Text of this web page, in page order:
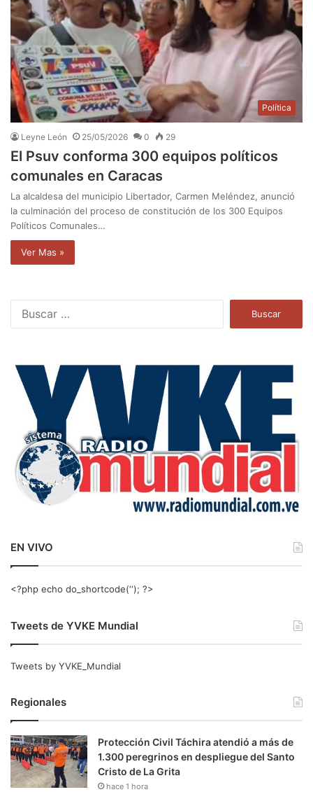
Política
Leyne León 25/05/2026 0 29
El Psuv conforma 300 equipos políticos
comunales en Caracas
La alcaldesa del municipio Libertador, Carmen Meléndez, anunció
la culminación del proceso de constitución de los 300 Equipos
Políticos Comunales…
Ver Mas »
a
EN VIVO
<?php echo do_shortcode(‘‘); ?>
Tweets de YVKE Mundial
Tweets by YVKE_Mundial
Regionales
Protección Civil Táchira atendió a más de
1.300 peregrinos en despliegue del Santo
Cristo de La Grita
hace 1 hora